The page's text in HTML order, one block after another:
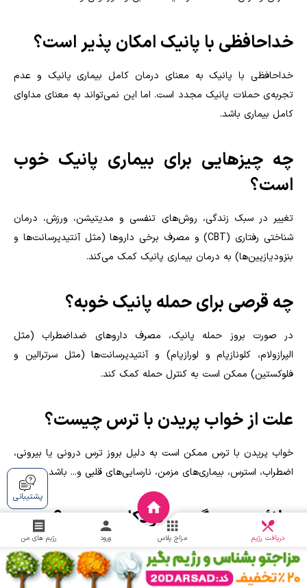
خداحافظی با پانیک امکان پذیر است؟
خداحافظی با پانیک به معنای درمان کامل بیماری پانیک و عدم
تجربه‌ی حملات پانیک مجدد است. اما این نمی‌تواند به معنای مداوای
کامل بیماری باشد.
چه چیزهایی برای بیماری پانیک خوب
است؟
تغییر در سبک زندگی، روش‌های تنفسی و مدیتیشن، ورزش، درمان
شناختی رفتاری (CBT) و مصرف برخی داروها (مثل آنتیدپرسانت‌ها و
بنزودیازپین‌ها) به درمان بیماری پانیک کمک می‌کند.
چه قرصی برای حمله پانیک خوبه؟
در صورت بروز حمله پانیک، مصرف داروهای ضداضطراب (مثل
الپرازولام، کلونازپام و لورازپام) و آنتیدپرسانت‌ها (مثل سرترالین و
فلوکستین) ممکن است به کنترل حمله کمک کند.
علت از خواب پریدن با ترس چیست؟
خواب پریدن با ترس ممکن است به دلیل بروز ترس درونی یا بیرونی،
اضطراب، استرس، بیماری‌های مزمن، نارسایی‌های قلبی و... باشد.
علائم جن زدگی در کودکان چیست؟
علائم جن زدگی در کودکان شامل ترس شدید و بی‌دلیل، بی خوابی،
وحشت از تاریکی، افزایش تعرق، بیشتر شدن تعریق در شب، کمبود
پشتیبانی
دریافت رژیم مزاج پلاس ورود رژیم های من